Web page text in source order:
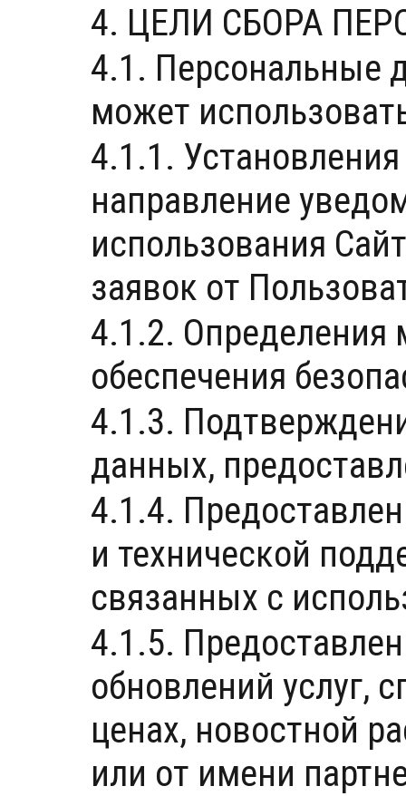
4. ЦЕЛИ СБОРА
4.1. Персональные
может
4.1.1.
направление
использования
заявок от
4.1.2. Определения
обеспечения
4.1.3.
данных,
4.1.4.
и технической
связанных с
4.1.5.
обновлений услуг,
ценах, новостной
или от имени